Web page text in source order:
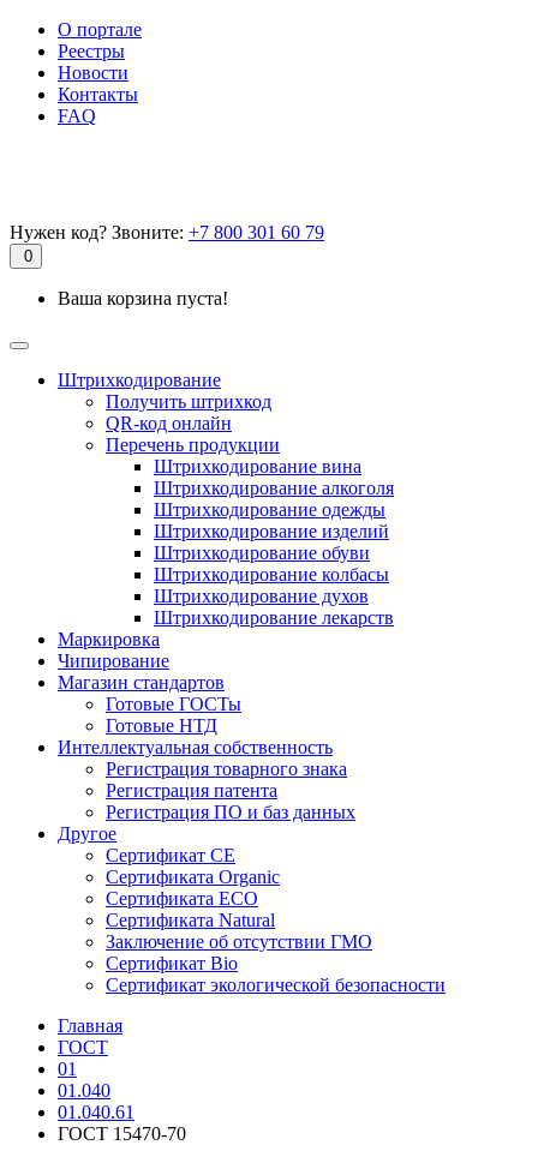
О портале
Реестры
Новости
Контакты
FAQ
Нужен код? Звоните: +7 800 301 60 79
0
Ваша корзина пуста!
Штрихкодирование
Получить штрихкод
QR-код онлайн
Перечень продукции
Штрихкодирование вина
Штрихкодирование алкоголя
Штрихкодирование одежды
Штрихкодирование изделий
Штрихкодирование обуви
Штрихкодирование колбасы
Штрихкодирование духов
Штрихкодирование лекарств
Маркировка
Чипирование
Магазин стандартов
Готовые ГОСТы
Готовые НТД
Интеллектуальная собственность
Регистрация товарного знака
Регистрация патента
Регистрация ПО и баз данных
Другое
Сертификат СЕ
Сертификата Organic
Сертификата ECO
Сертификата Natural
Заключение об отсутствии ГМО
Сертификат Bio
Сертификат экологической безопасности
Главная
ГОСТ
01
01.040
01.040.61
ГОСТ 15470-70